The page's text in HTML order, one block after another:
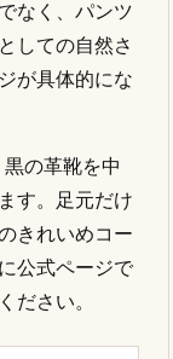
なく、パンツ
しての自然さ
が具体的にな
の革靴を中
す。足元だけ
きれいめコー
公式ページで
ださい。